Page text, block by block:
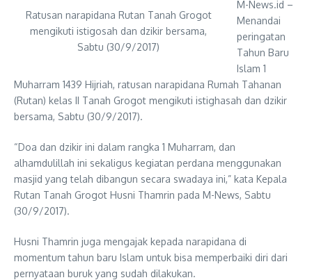
Ratusan narapidana Rutan Tanah Grogot
mengikuti istigosah dan dzikir bersama,
Sabtu (30/9/2017)
M-News.id –
Menandai
peringatan
Tahun Baru
Islam 1
Muharram 1439 Hijriah, ratusan narapidana Rumah Tahanan
(Rutan) kelas II Tanah Grogot mengikuti istighasah dan dzikir
bersama, Sabtu (30/9/2017).
“Doa dan dzikir ini dalam rangka 1 Muharram, dan
alhamdulillah ini sekaligus kegiatan perdana menggunakan
masjid yang telah dibangun secara swadaya ini,” kata Kepala
Rutan Tanah Grogot Husni Thamrin pada M-News, Sabtu
(30/9/2017).
Husni Thamrin juga mengajak kepada narapidana di
momentum tahun baru Islam untuk bisa memperbaiki diri dari
pernyataan buruk yang sudah dilakukan.